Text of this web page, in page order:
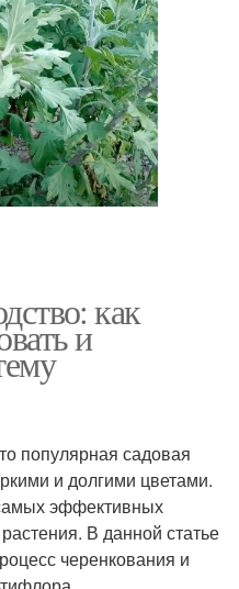
как
и
популярная садовая
и долгими цветами.
эффективных
В данной статье
черенкования и